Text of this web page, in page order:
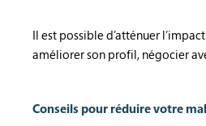
Il est possible d’atténuer
améliorer son profil, négocier
Conseils pour réduire votre